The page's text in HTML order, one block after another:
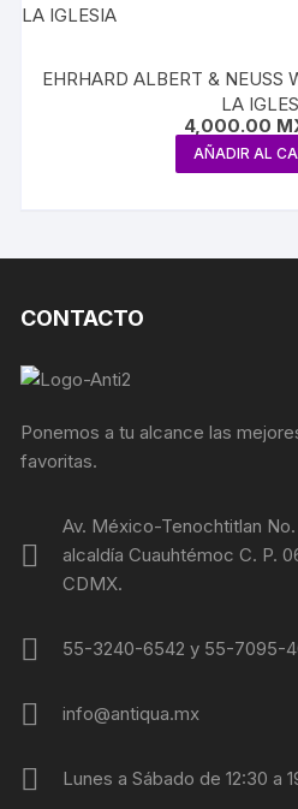
EHRHARD ALBERT & NEUSS
LA
4,000.00
AÑADIR AL
CONTACTO
Ponemos a tu alcance las
favoritas.
Av. México-Tenochtitlan
alcaldía Cuauhtémoc C. P.
CDMX.
55-3240-6542 y 55-7095-
info@antiqua.mx
Lunes a Sábado de 12:30 a